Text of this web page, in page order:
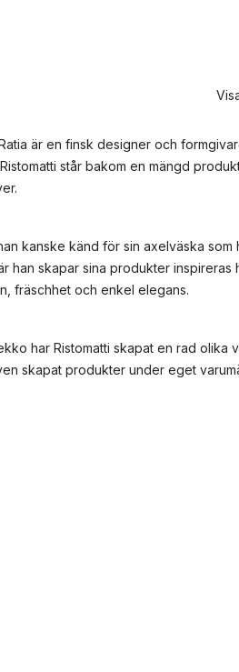
är en finsk designer och
står bakom en mängd
kanske känd för sin axelväska
han skapar sina produkter
fräschhet och enkel elegans.
har Ristomatti skapat en rad
skapat produkter under eget